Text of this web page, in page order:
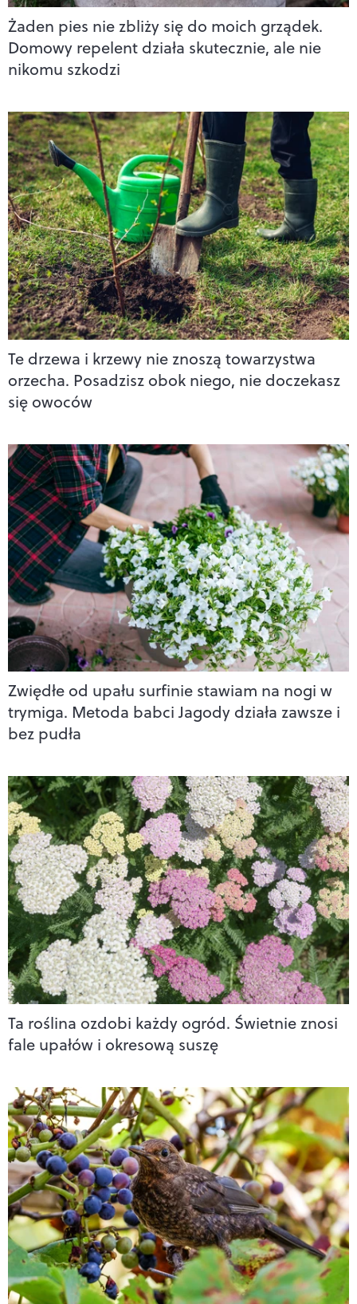
Żaden pies nie zbliży się do moich grządek.
Domowy repelent działa skutecznie, ale nie
nikomu szkodzi
Te drzewa i krzewy nie znoszą towarzystwa
orzecha. Posadzisz obok niego, nie doczekasz
się owoców
Zwiędłe od upału surfinie stawiam na nogi w
trymiga. Metoda babci Jagody działa zawsze i
bez pudła
Ta roślina ozdobi każdy ogród. Świetnie znosi
fale upałów i okresową suszę